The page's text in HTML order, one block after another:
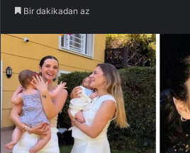
Bir dakikadan az